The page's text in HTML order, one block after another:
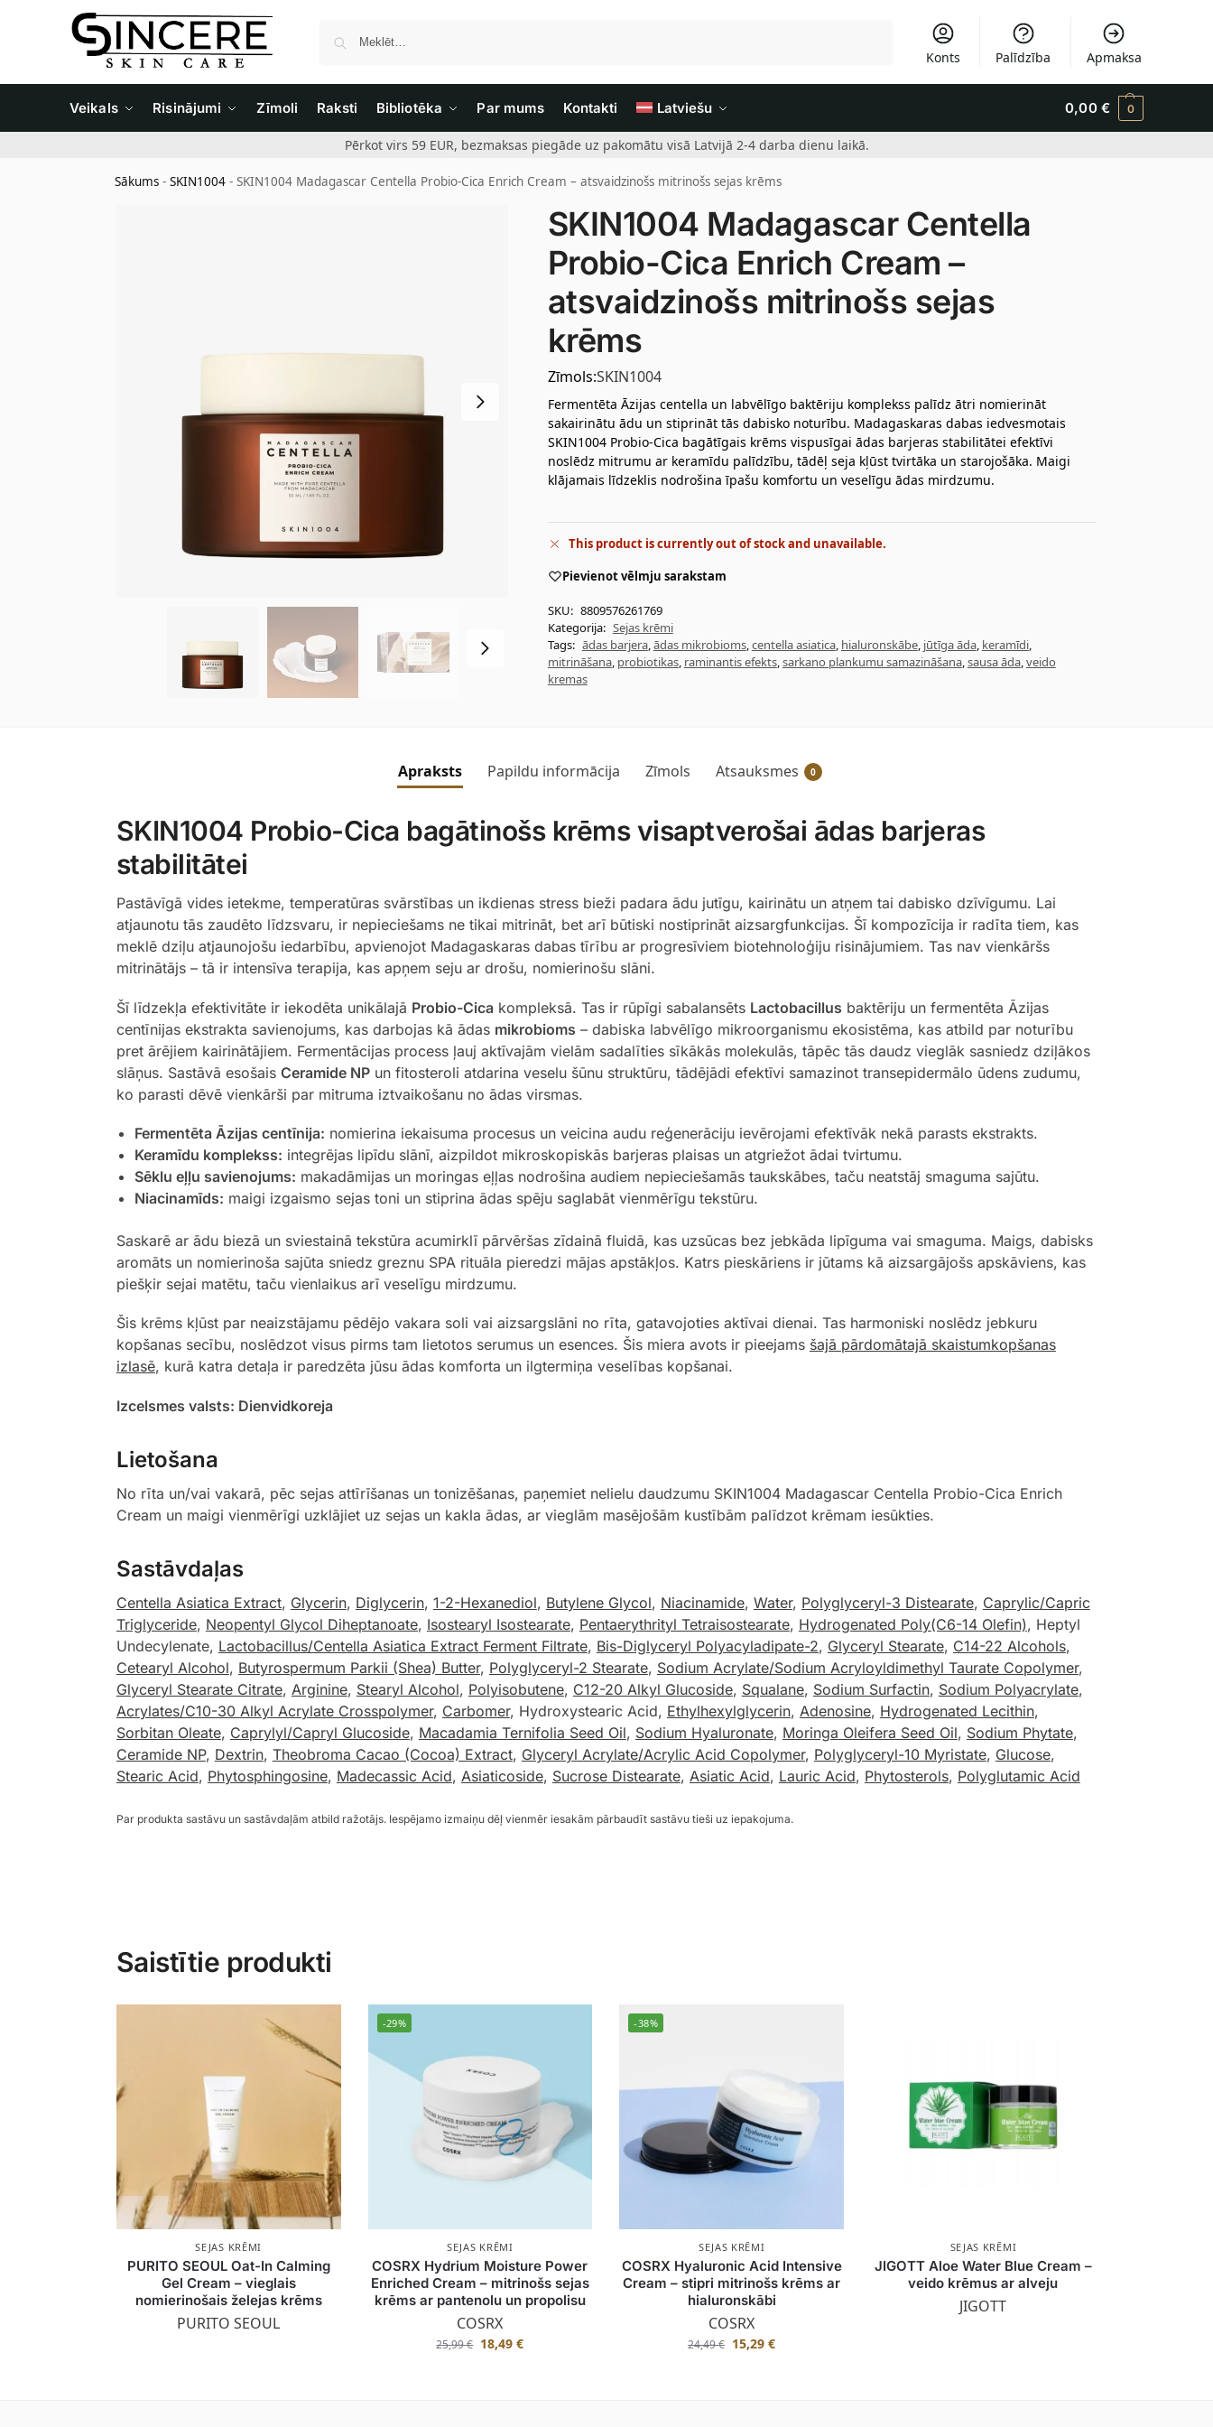
Konts Palīdzība Apmaksa
Veikals Risinājumi Zīmoli Raksti Bibliotēka Par mums Kontakti Latviešu 0,00 € 0
Pērkot virs 59 EUR, bezmaksas piegāde uz pakomātu visā Latvijā 2-4 darba dienu laikā.
Sākums -SKIN1004 -SKIN1004 Madagascar Centella Probio-Cica Enrich Cream – atsvaidzinošs mitrinošs sejas krēms
SKIN1004 Madagascar Centella
Probio-Cica Enrich Cream –
atsvaidzinošs mitrinošs sejas
krēms
Zīmols:SKIN1004
Fermentēta Āzijas centella un labvēlīgo baktēriju komplekss palīdz ātri nomierināt
sakairinātu ādu un stiprināt tās dabisko noturību. Madagaskaras dabas iedvesmotais
SKIN1004 Probio-Cica bagātīgais krēms vispusīgai ādas barjeras stabilitātei efektīvi
noslēdz mitrumu ar keramīdu palīdzību, tādēļ seja kļūst tvirtāka un starojošāka. Maigi
klājamais līdzeklis nodrošina īpašu komfortu un veselīgu ādas mirdzumu.
This product is currently out of stock and unavailable.
Pievienot vēlmju sarakstam
SKU: 8809576261769
Kategorija: Sejas krēmi
Tags: ādas barjera,ādas mikrobioms,centella asiatica, hialuronskābe, jūtīga āda, keramīdi,
mitrināšana, probiotikas, raminantis efekts,sarkano plankumu samazināšana,sausa āda,veido
kremas
Apraksts Papildu informācija Zīmols Atsauksmes 0
SKIN1004 Probio-Cica bagātinošs krēms visaptverošai ādas barjeras
stabilitātei
Pastāvīgā vides ietekme, temperatūras svārstības un ikdienas stress bieži padara ādu jutīgu, kairinātu un atņem tai dabisko dzīvīgumu. Lai
atjaunotu tās zaudēto līdzsvaru, ir nepieciešams ne tikai mitrināt, bet arī būtiski nostiprināt aizsargfunkcijas. Šī kompozīcija ir radīta tiem, kas
meklē dziļu atjaunojošu iedarbību, apvienojot Madagaskaras dabas tīrību ar progresīviem biotehnoloģiju risinājumiem. Tas nav vienkāršs
mitrinātājs – tā ir intensīva terapija, kas apņem seju ar drošu, nomierinošu slāni.
Šī līdzekļa efektivitāte ir iekodēta unikālajā Probio-Cica kompleksā. Tas ir rūpīgi sabalansēts Lactobacillus baktēriju un fermentēta Āzijas
centīnijas ekstrakta savienojums, kas darbojas kā ādas mikrobioms – dabiska labvēlīgo mikroorganismu ekosistēma, kas atbild par noturību
pret ārējiem kairinātājiem. Fermentācijas process ļauj aktīvajām vielām sadalīties sīkākās molekulās, tāpēc tās daudz vieglāk sasniedz dziļākos
slāņus. Sastāvā esošais Ceramide NPun fitosteroli atdarina veselu šūnu struktūru, tādējādi efektīvi samazinot transepidermālo ūdens zudumu,
ko parasti dēvē vienkārši par mitruma iztvaikošanu no ādas virsmas.
Fermentēta Āzijas centīnija: nomierina iekaisuma procesus un veicina audu reģenerāciju ievērojami efektīvāk nekā parasts ekstrakts.
Keramīdu komplekss: integrējas lipīdu slānī, aizpildot mikroskopiskās barjeras plaisas un atgriežot ādai tvirtumu.
Sēklu eļļu savienojums: makadāmijas un moringas eļļas nodrošina audiem nepieciešamās taukskābes, taču neatstāj smaguma sajūtu.
Niacinamīds: maigi izgaismo sejas toni un stiprina ādas spēju saglabāt vienmērīgu tekstūru.
Saskarē ar ādu biezā un sviestainā tekstūra acumirklī pārvēršas zīdainā fluidā, kas uzsūcas bez jebkāda lipīguma vai smaguma. Maigs, dabisks
aromāts un nomierinoša sajūta sniedz greznu SPA rituāla pieredzi mājas apstākļos. Katrs pieskāriens ir jūtams kā aizsargājošs apskāviens, kas
piešķir sejai matētu, taču vienlaikus arī veselīgu mirdzumu.
Šis krēms kļūst par neaizstājamu pēdējo vakara soli vai aizsargslāni no rīta, gatavojoties aktīvai dienai. Tas harmoniski noslēdz jebkuru
kopšanas secību, noslēdzot visus pirms tam lietotos serumus un esences. Šis miera avots ir pieejams šajā pārdomātajā skaistumkopšanas
izlasē, kurā katra detaļa ir paredzēta jūsu ādas komforta un ilgtermiņa veselības kopšanai.
Izcelsmes valsts: Dienvidkoreja
Lietošana
No rīta un/vai vakarā, pēc sejas attīrīšanas un tonizēšanas, paņemiet nelielu daudzumu SKIN1004 Madagascar Centella Probio-Cica Enrich
Cream un maigi vienmērīgi uzklājiet uz sejas un kakla ādas, ar vieglām masējošām kustībām palīdzot krēmam iesūkties.
Sastāvdaļas
Centella Asiatica Extract, Glycerin, Diglycerin, 1-2-Hexanediol, Butylene Glycol, Niacinamide, Water, Polyglyceryl-3 Distearate, Caprylic/Capric
Triglyceride, Neopentyl Glycol Diheptanoate, Isostearyl Isostearate, Pentaerythrityl Tetraisostearate, Hydrogenated Poly(C6-14 Olefin), Heptyl
Undecylenate, Lactobacillus/Centella Asiatica Extract Ferment Filtrate, Bis-Diglyceryl Polyacyladipate-2, Glyceryl Stearate, C14-22 Alcohols,
Cetearyl Alcohol, Butyrospermum Parkii (Shea) Butter, Polyglyceryl-2 Stearate, Sodium Acrylate/Sodium Acryloyldimethyl Taurate Copolymer,
Glyceryl Stearate Citrate, Arginine, Stearyl Alcohol, Polyisobutene, C12-20 Alkyl Glucoside, Squalane, Sodium Surfactin, Sodium Polyacrylate,
Acrylates/C10-30 Alkyl Acrylate Crosspolymer, Carbomer, Hydroxystearic Acid, Ethylhexylglycerin, Adenosine, Hydrogenated Lecithin,
Sorbitan Oleate, Caprylyl/Capryl Glucoside, Macadamia Ternifolia Seed Oil, Sodium Hyaluronate, Moringa Oleifera Seed Oil, Sodium Phytate,
Ceramide NP, Dextrin, Theobroma Cacao (Cocoa) Extract, Glyceryl Acrylate/Acrylic Acid Copolymer, Polyglyceryl-10 Myristate, Glucose,
Stearic Acid, Phytosphingosine, Madecassic Acid, Asiaticoside, Sucrose Distearate, Asiatic Acid, Lauric Acid, Phytosterols, Polyglutamic Acid
Par produkta sastāvu un sastāvdaļām atbild ražotājs. Iespējamo izmaiņu dēļ vienmēr iesakām pārbaudīt sastāvu tieši uz iepakojuma.
Saistītie produkti
SEJAS KRĒMI
PURITO SEOUL Oat-In Calming
Gel Cream – vieglais
nomierinošais želejas krēms
PURITO SEOUL
-29%
SEJAS KRĒMI
COSRX Hydrium Moisture Power
Enriched Cream – mitrinošs sejas
krēms ar pantenolu un propolisu
COSRX
25,99€ 18,49€
-38%
SEJAS KRĒMI
COSRX Hyaluronic Acid Intensive
Cream – stipri mitrinošs krēms ar
hialuronskābi
COSRX
24,49€ 15,29€
SEJAS KRĒMI
JIGOTT Aloe Water Blue Cream –
veido krēmus ar alveju
JIGOTT